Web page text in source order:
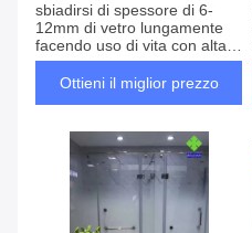
sbiadirsi di spessore di 6-
12mm di vetro lungamente
facendo uso di vita con alta
resistenza alla flessione
Ottieni il miglior prezzo